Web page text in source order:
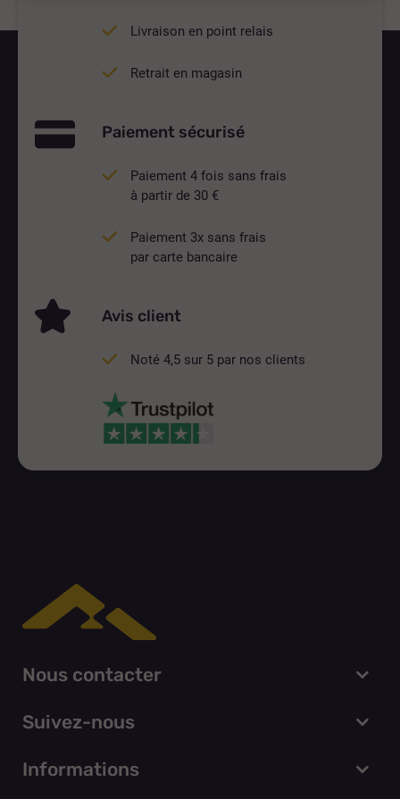
Livraison en point relais
Retrait en magasin
Paiement sécurisé
Paiement 4 fois sans frais
à partir de 30 €
Paiement 3x sans frais
par carte bancaire
Avis client
Noté 4,5 sur 5 par nos clients
Nous contacter
Suivez-nous
Informations